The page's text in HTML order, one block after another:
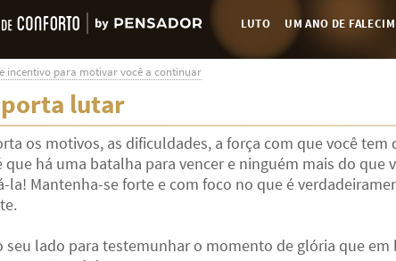
LUTO UM ANO DE
incentivo para motivar você a continuar
lutar
os motivos, as dificuldades, a força com que você tem
que há uma batalha para vencer e ninguém mais do que
la! Mantenha-se forte e com foco no que é
seu lado para testemunhar o momento de glória que em